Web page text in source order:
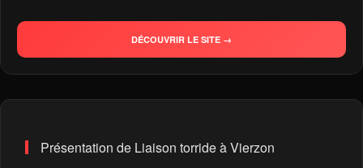
DÉCOUVRIR LE SITE →
Présentation de Liaison torride à Vierzon